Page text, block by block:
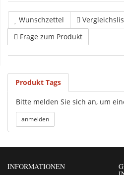
Wunschzettel
Frage zum Produkt
Produkt Tags
Bitte melden Sie sich an, um
INFORMATIONEN